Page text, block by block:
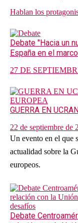
Hablan los
Debate "Hacia un
España en el
27 DE
GUERRA EN
22 de septiembre de
Un evento en el que
actualidad sobre la
europeos.
Debate